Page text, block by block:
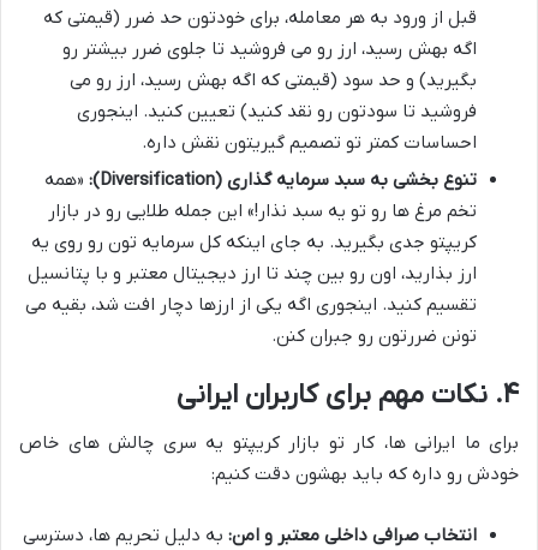
قبل از ورود به هر معامله، برای خودتون حد ضرر (قیمتی که
اگه بهش رسید، ارز رو می فروشید تا جلوی ضرر بیشتر رو
بگیرید) و حد سود (قیمتی که اگه بهش رسید، ارز رو می
فروشید تا سودتون رو نقد کنید) تعیین کنید. اینجوری
احساسات کمتر تو تصمیم گیریتون نقش داره.
تنوع بخشی به سبد سرمایه گذاری (Diversification):
«همه
تخم مرغ ها رو تو یه سبد نذار!» این جمله طلایی رو در بازار
کریپتو جدی بگیرید. به جای اینکه کل سرمایه تون رو روی یه
ارز بذارید، اون رو بین چند تا ارز دیجیتال معتبر و با پتانسیل
تقسیم کنید. اینجوری اگه یکی از ارزها دچار افت شد، بقیه می
تونن ضررتون رو جبران کنن.
۴. نکات مهم برای کاربران ایرانی
برای ما ایرانی ها، کار تو بازار کریپتو یه سری چالش های خاص
خودش رو داره که باید بهشون دقت کنیم:
انتخاب صرافی داخلی معتبر و امن: به دلیل تحریم ها، دسترسی